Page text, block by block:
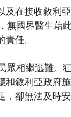
在接收敘利
國界醫生藉
任。
相繼逃難。
敘利亞政府
卻無法及時